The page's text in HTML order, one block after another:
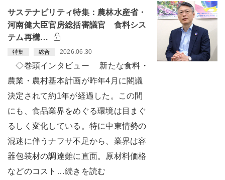
サステナビリティ特集：農林水産省・
河南健大臣官房総括審議官 食料シス
テム再構…
特集 総合 2026.06.30
◇巻頭インタビュー 新たな食料・
農業・農村基本計画が昨年4月に閣議
決定されて約1年が経過した。この間
にも、食品業界をめぐる環境は目まぐ
るしく変化している。特に中東情勢の
混迷に伴うナフサ不足から、業界は容
器包装材の調達難に直面。原材料価格
などのコスト…続きを読む